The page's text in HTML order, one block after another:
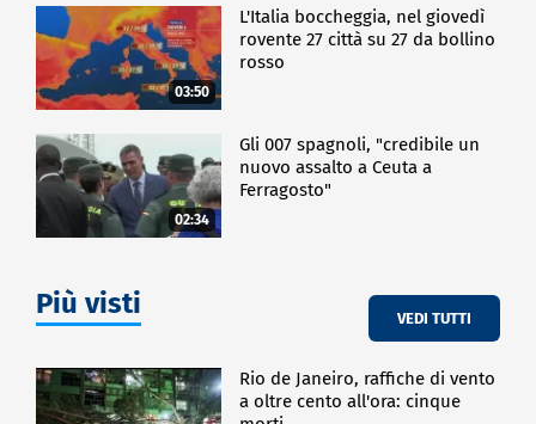
03:50
L'Italia boccheggia, nel giovedì
rovente 27 città su 27 da bollino
rosso
02:34
Gli 007 spagnoli, "credibile un
nuovo assalto a Ceuta a
Ferragosto"
Più visti VEDI TUTTI
Rio de Janeiro, raffiche di vento
a oltre cento all'ora: cinque